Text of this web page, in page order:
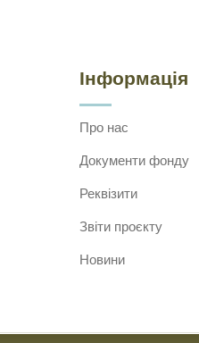
Інформація
Про нас
Документи фонду
Реквізити
Звіти проєкту
Новини